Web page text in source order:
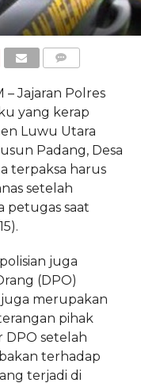
– Jajaran Polres
yang kerap
Luwu Utara
Padang, Desa
terpaksa harus
setelah
petugas saat
juga
(DPO)
juga merupakan
pihak
DPO setelah
terhadap
terjadi di